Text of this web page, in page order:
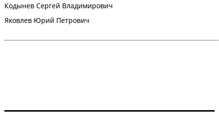
Кодынев Сергей Владимирович
Яковлев Юрий Петрович